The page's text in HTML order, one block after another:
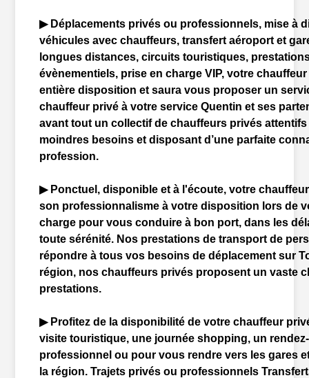
▶ Déplacements privés ou professionnels, mise à
véhicules avecchauffeurs, transfertaéroport et
longues distances, circuits touristiques,
évènementiels, prise en charge VIP, votrechauffeur
entière disposition et saura vous proposer un
chauffeur privé à votre service Quentin et ses
avant tout un collectif dechauffeurs privés
moindres besoins et disposant d’une parfaite
profession.
▶ Ponctuel, disponible et à l'écoute, votrechauffeur
son professionnalisme à votre disposition lors de
charge pour vous conduire à bon port, dans les
toute sérénité. Nos prestations de transport de
répondre à tous vos besoins de déplacement sur
région, noschauffeurs privés proposent un vaste
prestations.
▶ Profitez de la disponibilité de votrechauffeur
visite touristique, une journée shopping, un
professionnel ou pour vous rendre vers lesgares
la région. Trajets privés ou professionnels